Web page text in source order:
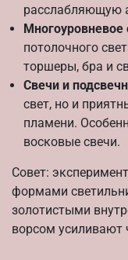
расслабляющую
потолочного
торшеры, бра и
Свечи и
свет, но и
пламени.
восковые свечи.
Совет:
формами
золотистыми
ворсом усиливают